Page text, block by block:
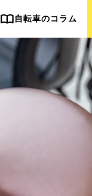
import_contacts自転車のコラム